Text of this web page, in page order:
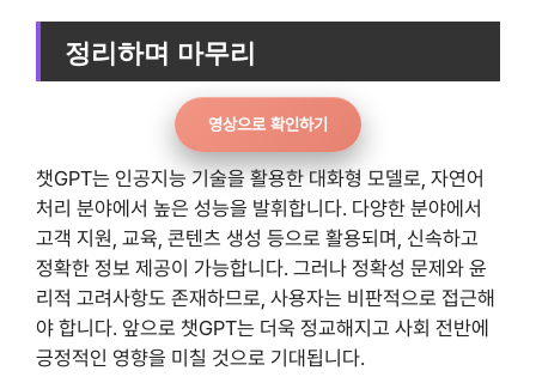
정리하며 마무리
영상으로 확인하기
챗GPT는 인공지능 기술을 활용한 대화형 모델로, 자연어
처리 분야에서 높은 성능을 발휘합니다. 다양한 분야에서
고객 지원, 교육, 콘텐츠 생성 등으로 활용되며, 신속하고
정확한 정보 제공이 가능합니다. 그러나 정확성 문제와 윤
리적 고려사항도 존재하므로, 사용자는 비판적으로 접근해
야 합니다. 앞으로 챗GPT는 더욱 정교해지고 사회 전반에
긍정적인 영향을 미칠 것으로 기대됩니다.